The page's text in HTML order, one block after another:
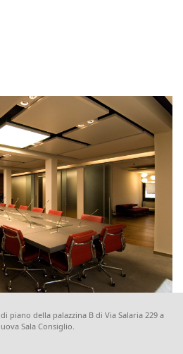
piano della palazzina B di Via Salaria 229 a
Sala Consiglio.